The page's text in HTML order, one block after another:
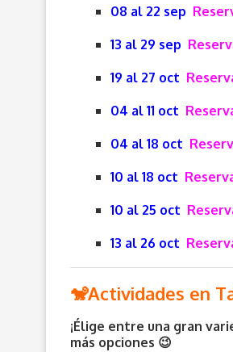
08 al 22 sep
13 al 29 sep
19 al 27 oct
04 al 11 oct
04 al 18 oct
10 al 18 oct
10 al 25 oct
13 al 26 oct
🐒Actividades en
¡Élige entre una gran
más opciones 😉